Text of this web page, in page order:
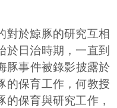
對於鯨豚的研究互相
於日治時期，一直到
豚事件被錄影披露於
的保育工作，何教授
保育與研究工作，